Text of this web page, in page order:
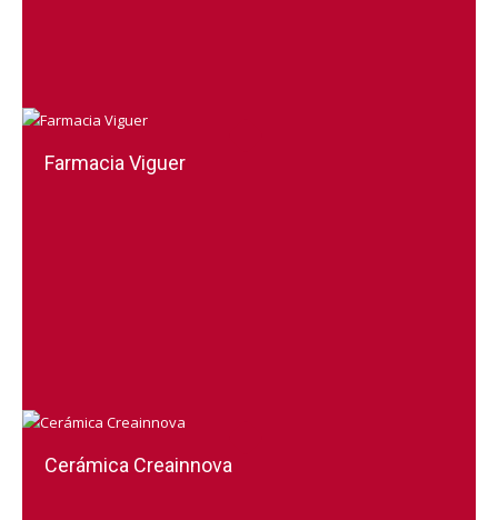
Farmacia Viguer
Cerámica Creainnova